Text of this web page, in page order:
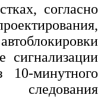
согласно
сигнализации
10-минутного
следования